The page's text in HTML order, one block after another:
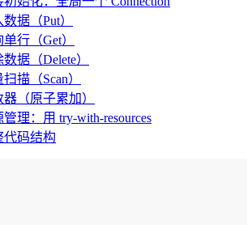
据（Put）
行（Get）
据（Delete）
描（Scan）
（原子累加）
管理：用 try-with-resources
代码结构